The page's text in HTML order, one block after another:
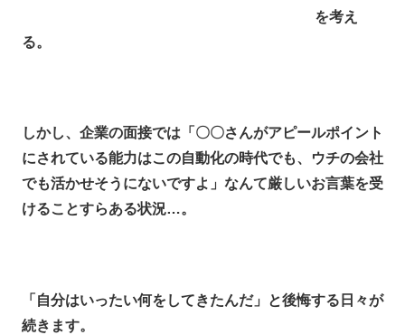
を考え
る。
しかし、企業の面接では「〇〇さんがアピールポイント
にされている能力はこの自動化の時代でも、ウチの会社
でも活かせそうにないですよ」なんて厳しいお言葉を受
けることすらある状況…。
「自分はいったい何をしてきたんだ」と後悔する日々が
続きます。